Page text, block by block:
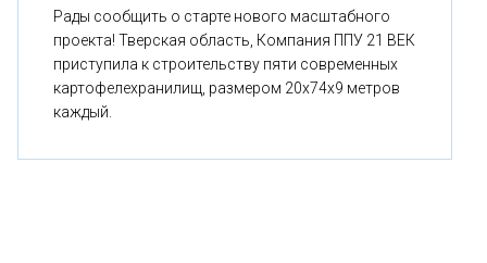
Рады сообщить о старте нового масштабного
проекта! Тверская область, Компания ППУ 21 ВЕК
приступила к строительству пяти современных
картофелехранилищ, размером 20x74x9 метров
каждый.